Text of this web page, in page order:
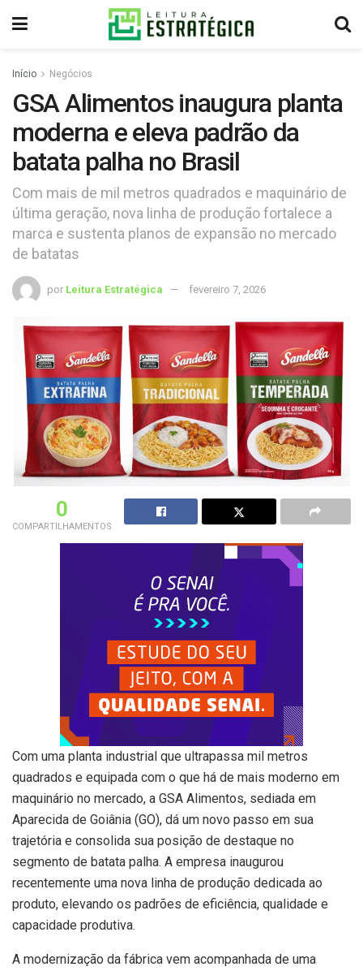
Início Negócios
GSA Alimentos inaugura planta
moderna e eleva padrão da
batata palha no Brasil
Com mais de mil metros quadrados e maquinário de
última geração, nova linha de produção fortalece a
marca e sustenta planos de expansão no mercado
de batatas
por Leitura Estratégica fevereiro 7, 2026
0
COMPARTILHAMENTOS
Com uma planta industrial que ultrapassa mil metros
quadrados e equipada com o que há de mais moderno em
maquinário no mercado, a GSA Alimentos, sediada em
Aparecida de Goiânia (GO), dá um novo passo em sua
trajetória e consolida sua posição de destaque no
segmento de batata palha. A empresa inaugurou
recentemente uma nova linha de produção dedicada ao
produto, elevando os padrões de eficiência, qualidade e
capacidade produtiva.
A modernização da fábrica vem acompanhada de uma